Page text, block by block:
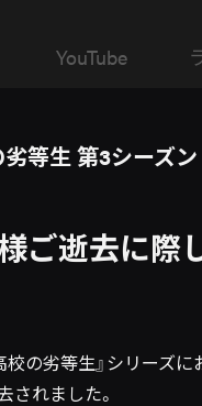
YouTube
等生 第3シーズン
ご逝去に際
校の劣等生』シリーズ
されました。